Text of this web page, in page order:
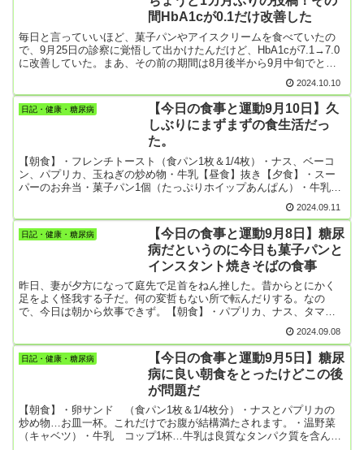
にあるんだな。このままでは合併症まっしぐら！空地は宅地の中に
ある。なので、草ぼうぼうではお隣の民家の方々に迷惑をかけるの
で、ずっと気になっていた。エンジン草刈り機を使うので、事故に
は随分気を遣う。まあ、事故無しに作業を終えたので今日は良しと
しよう。この後、高校生が勉強に来る。数学を教えてるんだけど、
この歳になって共通テストを解くのはかなりしんどいよ。まあ、一
所懸命でとてもいい子なんで僕も教えがいがあるんだけど。頭を使
うことがアンチエイジングになればいいんだけど。【今日の朝
食】・野菜類・フレンチトースト…最近、炭水化物が多くなってき
てるんだけど、次回のHbA1c...
間HbA1cが0.1だけ改善した
毎日と言っていいほど、菓子パンやアイスクリームを食べていたの
で、9月25日の診察に覚悟して出かけたんだけど、HbA1cが7.1→7.0
に改善していた。まあ、その前の期間は8月後半から9月中旬でとに
食事だったという事か。次はHbA1cを6台に乗せるぞと意気込んだも
のの、この1カ月食事でご飯とかラーメンとか食べるようになってし
まった。これまではおかずだけ食べるようにしてご飯を抜いていた
んだが。妻もご飯抜きの食事を作るのが大変らしく、最近はうどん
とかカレーライスとかインスタントラーメンとか焼きめしとか、炊
き込みご飯とか、確かに増えてきた。炭水化物を食べ出すと、これ
がまたうまい。体重も1㎏太ってしまった。アイスクリームは食べな
くなったけど、次回の血液検査はどうなることやら。散歩の方は、
止めずに頑張っている。今日は1万歩越え！
2024.10.10
日記・健康・糖尿病
【今日の食事と運動9月10日】久
しぶりにまずまずの食生活だっ
た。
【朝食】・フレンチトースト（食パン1枚＆1/4枚）・ナス、ベーコ
ン、パプリカ、玉ねぎの炒め物・牛乳【昼食】抜き【夕食】・スー
パーのお弁当・菓子パン1個（たっぷりホイップあんぱん）・牛乳
剣道 実働時間10分くらい…稽古の終了間際に参加したので2人と地
稽古しただけ。
2024.09.11
日記・健康・糖尿病
【今日の食事と運動9月8日】糖尿
病だというのに今日も菓子パンと
インスタント焼きそばの食事
昨日、妻が夕方になって庭先で足首をねん挫した。昔からとにかく
足をよく怪我する子だ。何の変哲もない所で転んだりする。なの
で、今日は朝から炊事できず。【朝食】・パプリカ、ナス、タマ
ゴ、豚肉の炒め物…僕が作ったごった煮みたいなやつ。【昼食】抜
き【夕食】・菓子パン2個・餡ドーナツ２個・牛乳・インスタント焼
きそば「ごつ盛り」炭水化物と甘いものばっかりで最悪。朝、野菜
炒めを作ったので夕食では野菜を準備する元気なし。【運動】・散
歩 今のところ2129歩これから、散歩に出るつもり。
2024.09.08
日記・健康・糖尿病
【今日の食事と運動9月5日】糖尿
病に良い朝食をとったけどこの後
が問題だ
【朝食】・卵サンド （食パン1枚＆1/4枚分）・ナスとパプリカの
炒め物…お皿一杯。これだけでお腹が結構満たされます。・温野菜
（キャベツ）・牛乳 コップ1杯…牛乳は良質なタンパク質を含んで